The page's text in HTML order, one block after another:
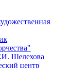
Шелехова
центр